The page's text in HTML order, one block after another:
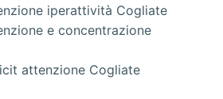
iperattività Cogliate
e concentrazione
attenzione Cogliate